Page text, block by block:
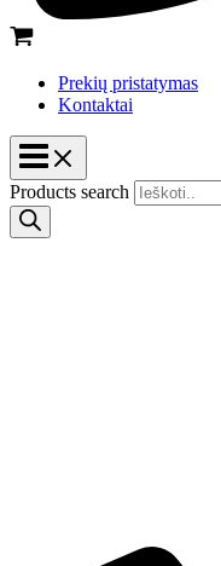
Prekių pristatymas
Kontaktai
Products search